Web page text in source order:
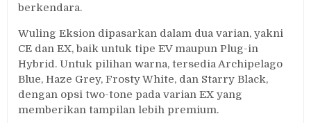
berkendara.
Wuling Eksion dipasarkan dalam dua varian, yakni
CE dan EX, baik untuk tipe EV maupun Plug-in
Hybrid. Untuk pilihan warna, tersedia Archipelago
Blue, Haze Grey, Frosty White, dan Starry Black,
dengan opsi two-tone pada varian EX yang
memberikan tampilan lebih premium.